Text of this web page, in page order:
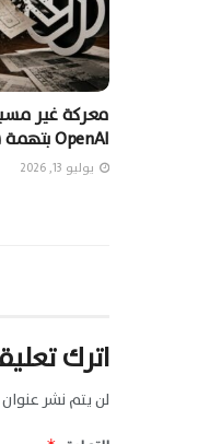
معركة غير
OpenAI بتهمة سرقة تقنيات سرية
يوليو 13, 2026
اترك
لن يتم نشر عنوان